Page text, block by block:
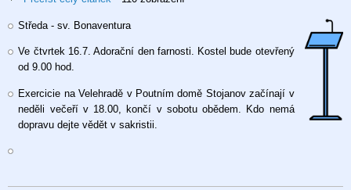
v
mezidobí,
Středa - sv. Bonaventura
Ve čtvrtek 16.7. Adorační den farnosti. Kostel bude otevřený
od 9.00 hod.
Exercicie na Velehradě v Poutním domě Stojanov začínají v
neděli večeří v 18.00, končí v sobotu obědem. Kdo nemá
dopravu dejte vědět v sakristii.